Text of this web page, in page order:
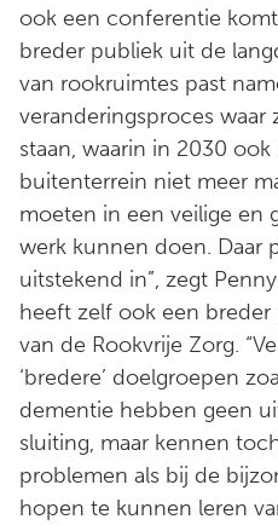
ook een conferentie
breder publiek uit de
van rookruimtes past
veranderingsproces waar
staan, waarin in 2030
buitenterrein niet meer
moeten in een veilige en
werk kunnen doen. Daar
uitstekend in”, zegt
heeft zelf ook een
van de Rookvrije Zorg.
‘bredere’ doelgroepen
dementie hebben geen
sluiting, maar kennen
problemen als bij de
hopen te kunnen leren